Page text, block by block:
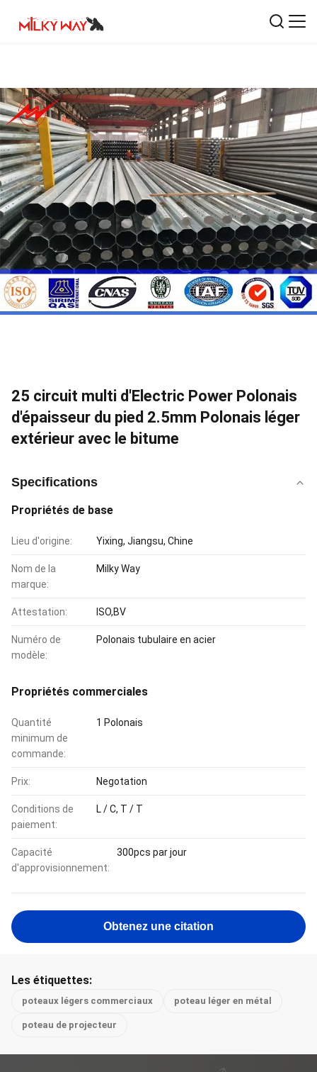
25 circuit multi d'Electric Power Polonais
d'épaisseur du pied 2.5mm Polonais léger
extérieur avec le bitume
Specifications
Propriétés de base
Lieu d'origine: Yixing, Jiangsu, Chine
Nom de la
marque:
Milky Way
Attestation: ISO,BV
Numéro de
modèle:
Polonais tubulaire en acier
Propriétés commerciales
Quantité
minimum de
commande:
1 Polonais
Prix: Negotation
Conditions de
paiement:
L / C, T / T
Capacité
d'approvisionnement:
300pcs par jour
Obtenez une citation
Les étiquettes:
poteaux légers commerciaux poteau léger en métal
poteau de projecteur